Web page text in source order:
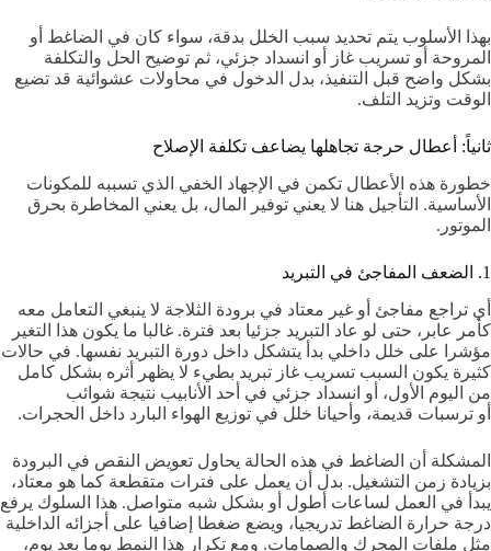
بهذا الأسلوب يتم تحديد سبب الخلل بدقة، سواء كان في الضاغط أو
المروحة أو تسريب غاز أو انسداد جزئي، ثم توضيح الحل والتكلفة
بشكل واضح قبل التنفيذ، بدل الدخول في محاولات عشوائية قد تضيع
الوقت وتزيد التلف.
ثانياً: أعطال حرجة تجاهلها يضاعف تكلفة الإصلاح
خطورة هذه الأعطال تكمن في الإجهاد الخفي الذي تسببه للمكونات
الأساسية. التأجيل هنا لا يعني توفير المال، بل يعني المخاطرة بحرق
الموتور.
1. الضعف المفاجئ في التبريد
أي تراجع مفاجئ أو غير معتاد في برودة الثلاجة لا ينبغي التعامل معه
كأمر عابر، حتى لو عاد التبريد جزئيا بعد فترة. غالبا ما يكون هذا التغير
مؤشرا على خلل داخلي بدأ يتشكل داخل دورة التبريد نفسها. في حالات
كثيرة يكون السبب تسريب غاز تبريد بطيء لا يظهر أثره بشكل كامل
من اليوم الأول، أو انسداد جزئي في أحد الأنابيب نتيجة شوائب
أو ترسبات قديمة، وأحيانا خلل في توزيع الهواء البارد داخل الحجرات.
المشكلة أن الضاغط في هذه الحالة يحاول تعويض النقص في البرودة
بزيادة زمن التشغيل. بدل أن يعمل على فترات متقطعة كما هو معتاد،
يبدأ في العمل لساعات أطول أو بشكل شبه متواصل. هذا السلوك يرفع
درجة حرارة الضاغط تدريجيا، ويضع ضغطا إضافيا على أجزائه الداخلية
مثل ملفات المحرك والصمامات. ومع تكرار هذا النمط يوما بعد يوم،